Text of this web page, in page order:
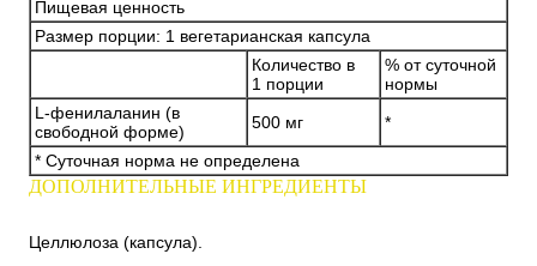
Пищевая ценность
Размер порции: 1 вегетарианская капсула
Количество в
1 порции
% от суточной
нормы
L-фенилаланин (в
свободной форме)
500 мг
*
* Суточная норма не определена
ДОПОЛНИТЕЛЬНЫЕ ИНГРЕДИЕНТЫ
Целлюлоза (капсула).